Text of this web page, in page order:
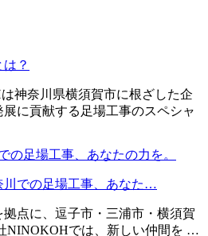
？
神奈川県横須賀市に根ざした企
に貢献する足場工事のスペシャ
川での足場工事、あなた…
点に、逗子市・三浦市・横須賀
NINOKOHでは、新しい仲間を …